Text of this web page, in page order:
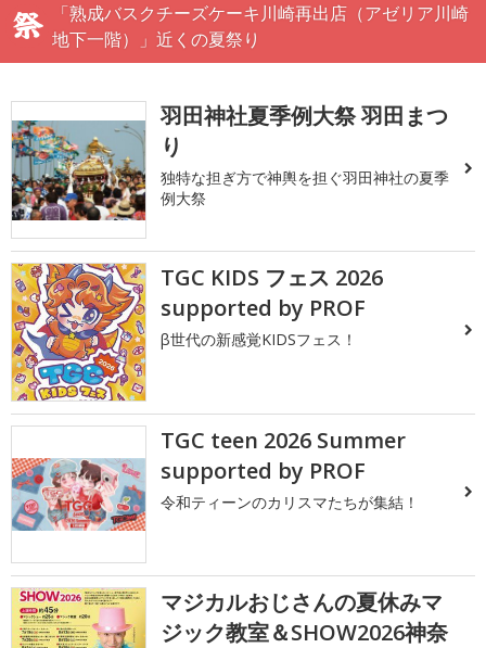
「熟成バスクチーズケーキ川崎再出店（アゼリア川崎
地下一階）」近くの夏祭り
羽田神社夏季例大祭 羽田まつ
り
独特な担ぎ方で神輿を担ぐ羽田神社の夏季
例大祭
TGC KIDS フェス 2026
supported by PROF
β世代の新感覚KIDSフェス！
TGC teen 2026 Summer
supported by PROF
令和ティーンのカリスマたちが集結！
マジカルおじさんの夏休みマ
ジック教室＆SHOW2026神奈